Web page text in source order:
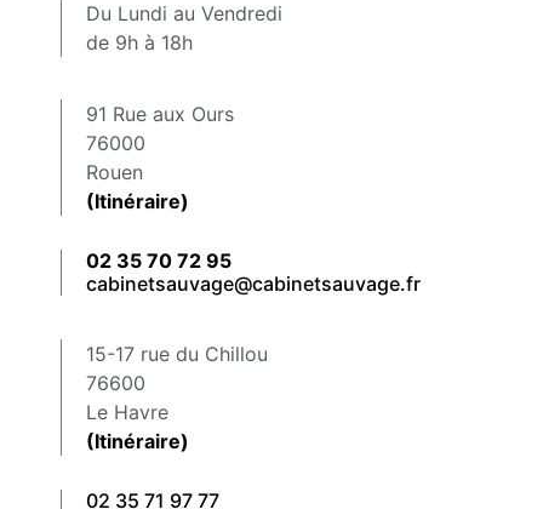
Du Lundi au Vendredi
de 9h à 18h
91 Rue aux Ours
76000
Rouen
(Itinéraire)
02 35 70 72 95
cabinetsauvage@cabinetsauvage.fr
15-17 rue du Chillou
76600
Le Havre
(Itinéraire)
02 35 71 97 77